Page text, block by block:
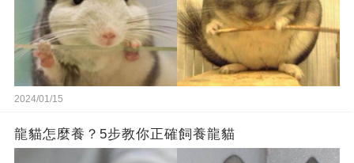
2024/01/15
龍貓怎麼養？5步教你正確飼養龍貓